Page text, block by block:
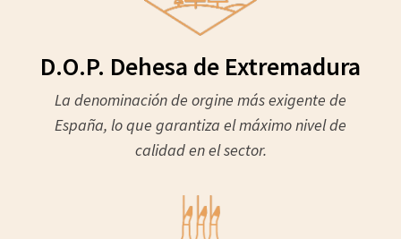
D.O.P. Dehesa de Extremadura
La denominación de orgine más exigente de
España, lo que garantiza el máximo nivel de
calidad en el sector.